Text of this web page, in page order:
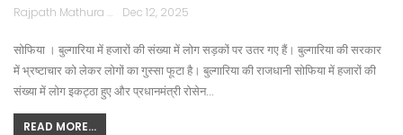
Rajpath Mathura Dec 12, 2025
सोफिया । बुल्गारिया में हजारों की संख्या में लोग सड़कों पर उतर गए हैं। बुल्गारिया की सरकार
में भ्रष्टाचार को लेकर लोगों का गुस्सा फूटा है। बुल्गारिया की राजधानी सोफिया में हजारों की
संख्या में लोग इकट्ठा हुए और प्रधानमंत्री रोसेन…
READ MORE...